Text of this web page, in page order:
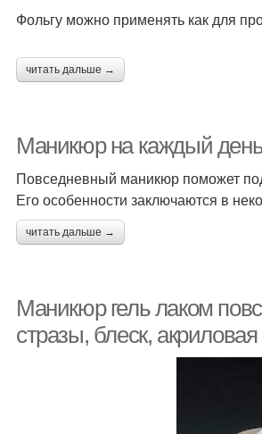
Фольгу можно применять как для
читать дальше →
Маникюр на каждый
Повседневный маникюр поможет
Его особенности заключаются в
читать дальше →
Маникюр гель лаком
стразы, блеск,